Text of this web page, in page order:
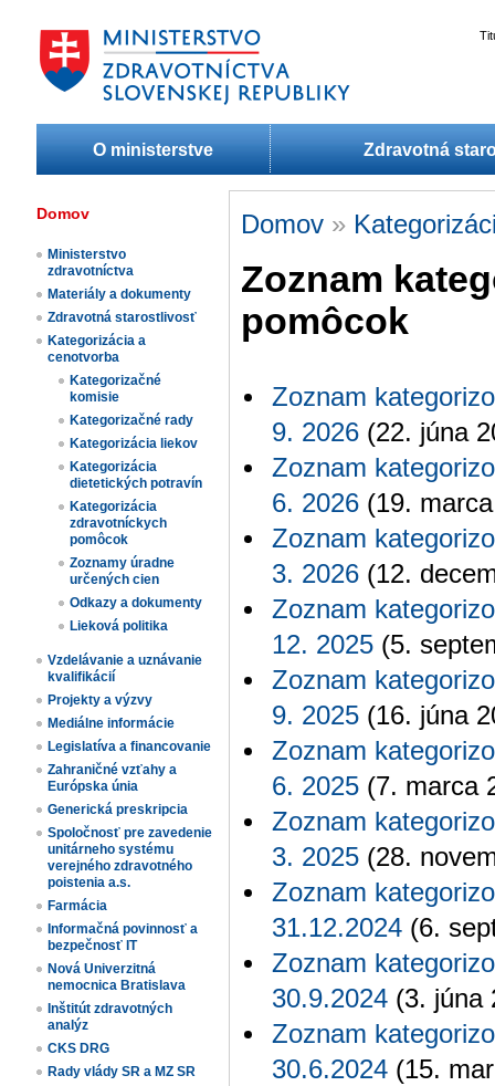
O ministerstve Zdravotná
Domov
Ministerstvo
zdravotníctva
Materiály a dokumenty
Zdravotná starostlivosť
Kategorizácia a
cenotvorba
Kategorizačné
komisie
Kategorizačné rady
Kategorizácia liekov​
Kategorizácia
dietetických potravín​
Kategorizácia
zdravotníckych
pomôcok
Zoznamy úradne
určených cien​
Odkazy a dokumenty
Lieková politika
Vzdelávanie a uznávanie
kvalifikácií
Projekty a výzvy
Mediálne informácie
Legislatíva a financovanie
Zahraničné vzťahy a
Európska únia
Generická preskripcia
Spoločnosť pre zavedenie
unitárneho systému
verejného zdravotného
poistenia a.s.
Farmácia
Informačná povinnosť a
bezpečnosť IT
Nová Univerzitná
nemocnica Bratislava
Inštitút zdravotných
analýz
CKS DRG
Rady vlády SR a MZ SR
Domov »
Zoznam
pomôcok
Zoznam
9. 2026(22. júna
Zoznam
6. 2026(19.
Zoznam
3. 2026(12.
Zoznam
12. 2025(5.
Zoznam
9. 2025(16. júna
Zoznam
6. 2025(7. marca
Zoznam
3. 2025(28.
Zoznam
31.12.2024(6.
Zoznam
30.9.2024(3. júna
Zoznam
30.6.2024(15.